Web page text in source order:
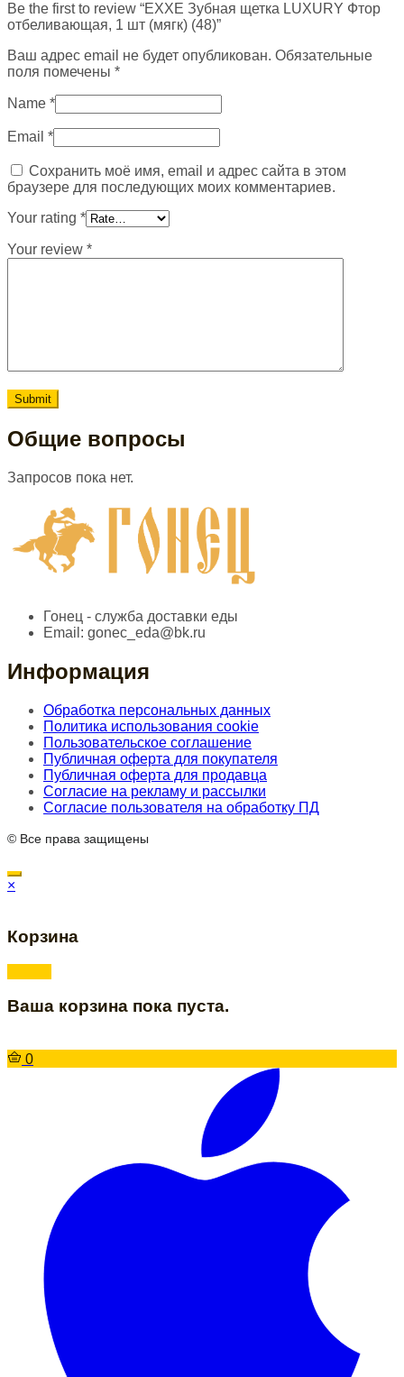
Be the first to review “EXXE Зубная щетка LUXURY Фтор
отбеливающая, 1 шт (мягк) (48)”
Ваш адрес email не будет опубликован. Обязательные
поля помечены *
Name *
Email *
Сохранить моё имя, email и адрес сайта в этом
браузере для последующих моих комментариев.
Your rating *
Your review *
Общие вопросы
Запросов пока нет.
Гонец - служба доставки еды
Email: gonec_eda@bk.ru
Информация
Обработка персональных данных
Политика использования cookie
Пользовательское соглашение
Публичная оферта для покупателя
Публичная оферта для продавца
Согласие на рекламу и рассылки
Согласие пользователя на обработку ПД
© Все права защищены
×
Корзина
Ваша корзина пока пуста.
0